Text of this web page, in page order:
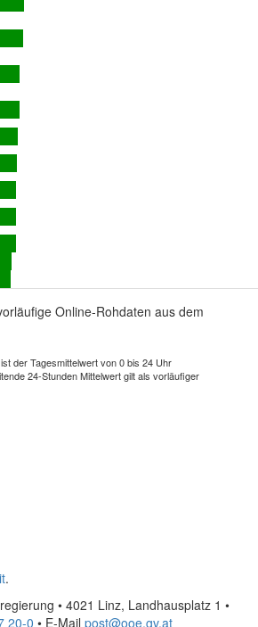
Online-Rohdaten aus dem
der Tagesmittelwert von 0 bis 24 Uhr
24-Stunden Mittelwert gilt als vorläufiger
.
• 4021 Linz, Landhausplatz 1 •
20-0 • E-Mail post@ooe.gv.at